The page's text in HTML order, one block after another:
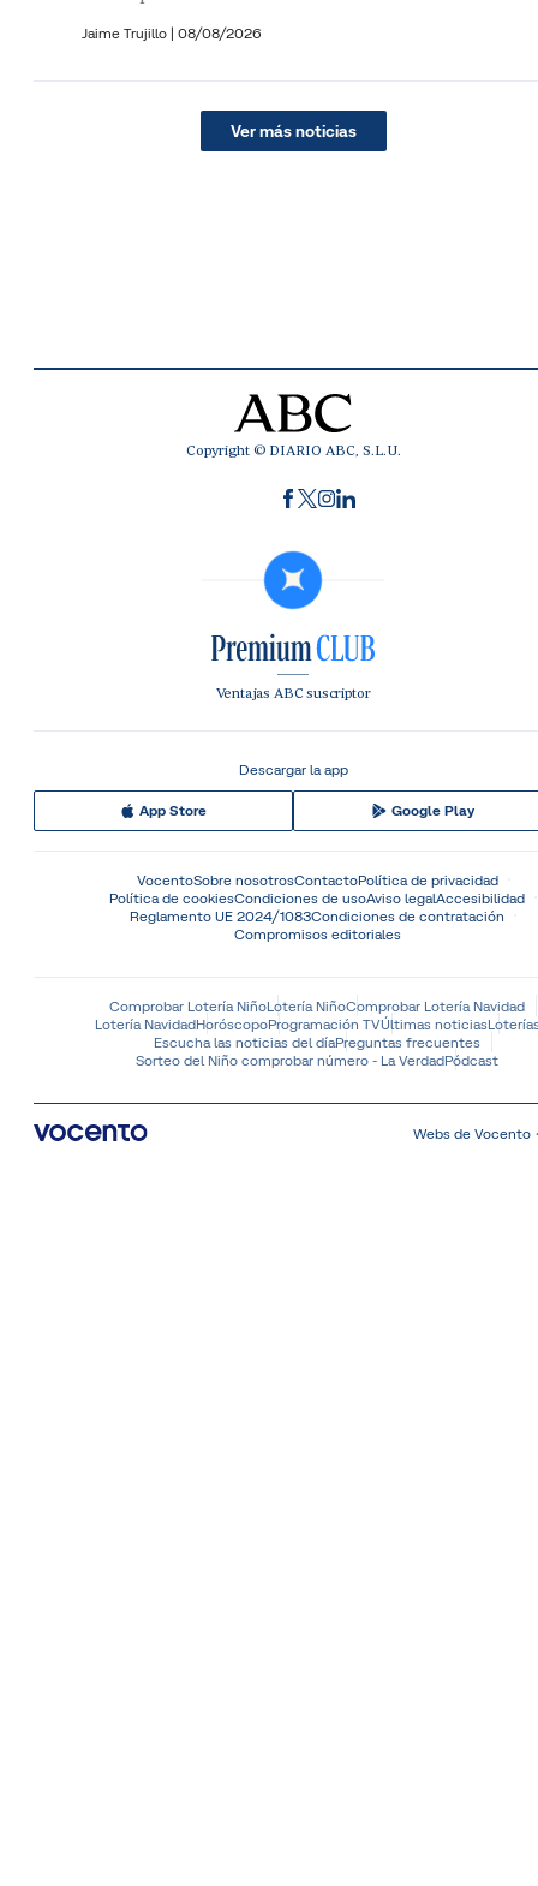
Jaime Trujillo | 08/08/2026
Ver más noticias
Copyright © DIARIO ABC, S.L.U.
Ventajas ABC suscriptor
Descargar la app
App Store Google Play
VocentoSobre nosotrosContactoPolítica de privacidad
Política de cookiesCondiciones de usoAviso legalAccesibilidad
Reglamento UE 2024/1083Condiciones de contratación
Compromisos editoriales
Comprobar Lotería NiñoLotería NiñoComprobar Lotería Navidad
Lotería NavidadHoróscopoProgramación TVÚltimas noticias
Escucha las noticias del díaPreguntas frecuentes
Sorteo del Niño comprobar número - La VerdadPódcast
Webs de Vocento